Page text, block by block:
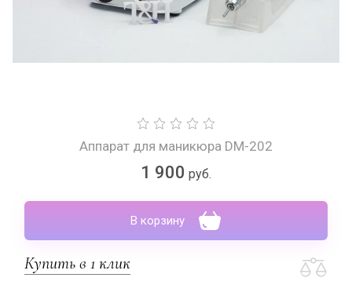
Аппарат для маникюра DM-202
1 900 руб.
В корзину
Купить в 1 клик